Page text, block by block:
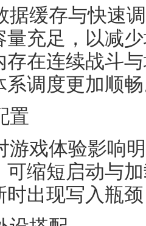
据缓存与快速
量充足，以减
存在连续战斗
系调度更加顺
置
游戏体验影响
可缩短启动与
时出现写入瓶